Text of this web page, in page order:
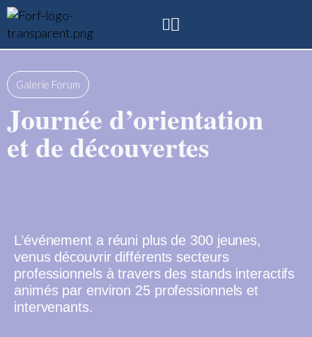
Galerie Forum
Journée d’orientation
et de découvertes
L’événement a réuni plus de 300 jeunes,
venus découvrir différents secteurs
professionnels à travers des stands interactifs
animés par environ 25 professionnels et
intervenants.